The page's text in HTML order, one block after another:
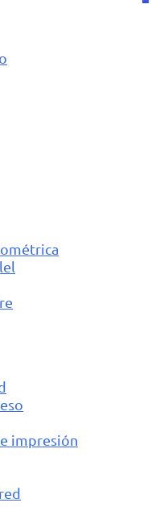
impresión